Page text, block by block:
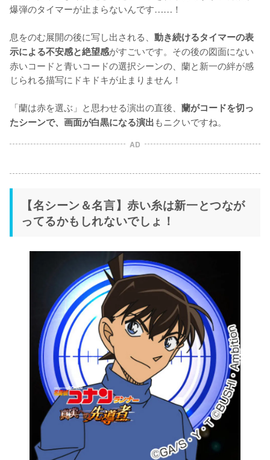
爆弾のタイマーが止まらないんです……！
息をのむ展開の後に写し出される、 動き続けるタイマーの表
示による不安感と絶望感がすごいです。その後の図面にない
赤いコードと青いコードの選択シーンの、蘭と新一の絆が感
じられる描写にドキドキが止まりません！
「蘭は赤を選ぶ」と思わせる演出の直後、 蘭がコードを切っ
たシーンで、画面が白黒になる演出もニクいですね。
AD
【名シーン＆名言】赤い糸は新一とつなが
ってるかもしれないでしょ！